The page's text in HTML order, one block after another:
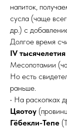
напиток,
сусла (чаще
др.) с
Долгое время
IV
Месопотамии
Но есть
раньше.
• На раскопках
Цяотоу
Гёбекли-Тепе